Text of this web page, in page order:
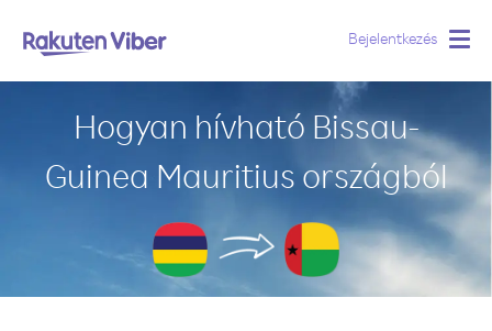
Bejelentkezés
Hogyan hívható Bissau-
Guinea Mauritius országból